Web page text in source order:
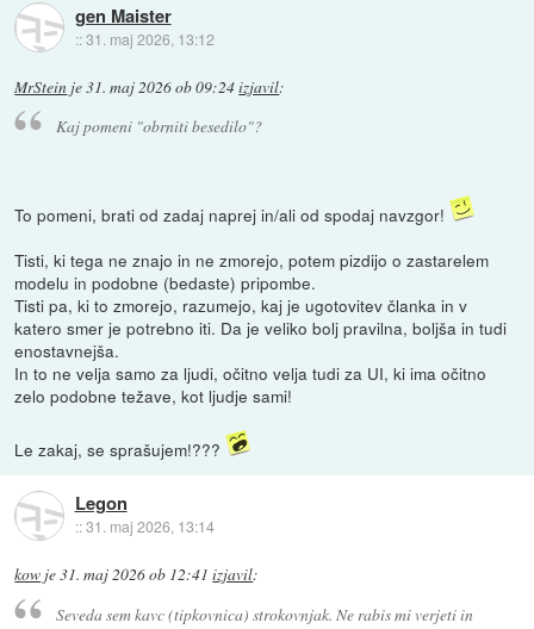
gen Maister
::31. maj 2026, 13:12
MrStein je31. maj 2026 ob 09:24izjavil:
Kaj pomeni "obrniti besedilo"?
To pomeni, brati od zadaj naprej in/ali od spodaj navzgor!
Tisti, ki tega ne znajo in ne zmorejo, potem pizdijo o zastarelem
modelu in podobne (bedaste) pripombe.
Tisti pa, ki to zmorejo, razumejo, kaj je ugotovitev članka in v
katero smer je potrebno iti. Da je veliko bolj pravilna, boljša in tudi
enostavnejša.
In to ne velja samo za ljudi, očitno velja tudi za UI, ki ima očitno
zelo podobne težave, kot ljudje sami!
Le zakaj, se sprašujem!???
Legon
::31. maj 2026, 13:14
kow je31. maj 2026 ob 12:41 izjavil:
Seveda sem kavc (tipkovnica) strokovnjak. Ne rabis mi verjeti in